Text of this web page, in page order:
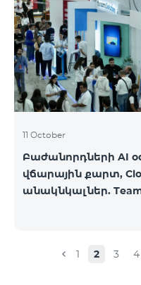
11 October
Բաժանորդների AI
վճարային քարտ,
անակնկալներ.
1 2 3 4